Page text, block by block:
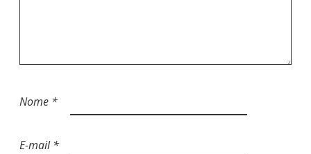
Nome *
E-mail*